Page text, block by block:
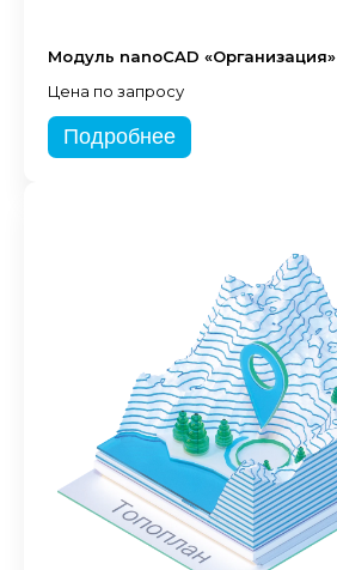
Модуль nanoCAD «Организация»
Цена по запросу
Подробнее